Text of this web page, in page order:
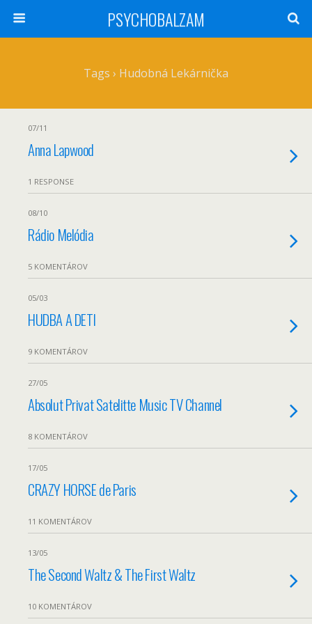
PSYCHOBALZAM
Tags › Hudobná Lekárnička
07/11
Anna Lapwood
1 RESPONSE
08/10
Rádio Melódia
5 KOMENTÁROV
05/03
HUDBA A DETI
9 KOMENTÁROV
27/05
Absolut Privat Satelitte Music TV Channel
8 KOMENTÁROV
17/05
CRAZY HORSE de Paris
11 KOMENTÁROV
13/05
The Second Waltz & The First Waltz
10 KOMENTÁROV